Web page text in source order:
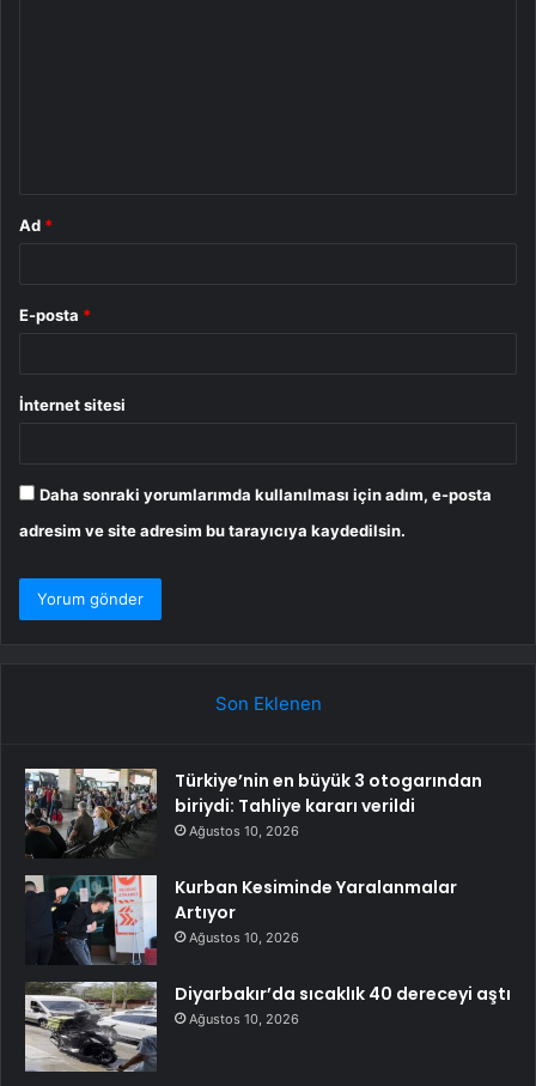
Ad *
E-posta *
İnternet sitesi
Daha sonraki yorumlarımda kullanılması için adım, e-posta
adresim ve site adresim bu tarayıcıya kaydedilsin.
Son Eklenen
Türkiye’nin en büyük 3 otogarından
biriydi: Tahliye kararı verildi
Ağustos 10, 2026
Kurban Kesiminde Yaralanmalar
Artıyor
Ağustos 10, 2026
Diyarbakır’da sıcaklık 40 dereceyi aştı
Ağustos 10, 2026